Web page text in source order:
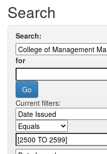
Search
Search:
for
Current filters: